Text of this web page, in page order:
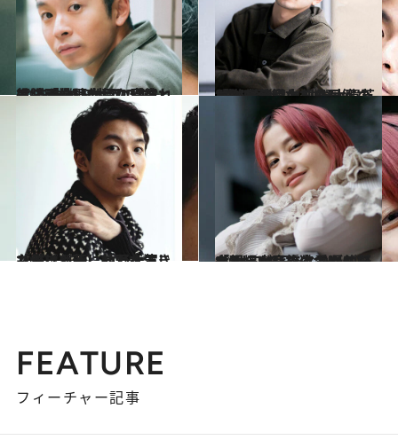
2024.8.24
【続きを読む】なぜ彼は、面白い作品に愛される？「僕は“大河の主役”を求められていない」と語る仲野太賀の真意とは
カルチャー 2023.3.28
“演劇怪獣”たちに圧倒されながら―。 仲野太賀「脚本と心中したい」 芝居と宮藤官九郎作品へのあふれる愛
カルチャー
2020.11.21
もがき、苦しむ男を演じたらピカ一、仲野太賀「僕は邦画に救われてきた」
カルチャー 2024.1.26
「現場が楽しくて、スプラトゥーンで遊ぶ暇もないくらい」橋本愛が仲野太賀、木竜麻生と過ごした“オフの日”のボウリング
カルチャー
FEATURE
フィーチャー記事